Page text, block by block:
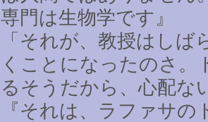
専門は生物学です』
「それが、教授はし
くことになったのさ。
るそうだから、心配な
『それは、ラファサ